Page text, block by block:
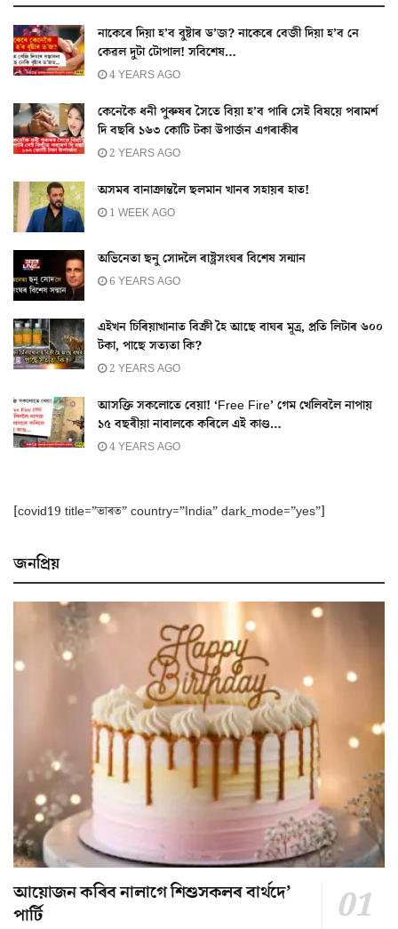
নাকেৰে দিয়া হ’ব বুষ্টাৰ ড’জ? নাকেৰে বেজী দিয়া হ’ব নে
কেৱল দুটা টোপাল! সবিশেষ…
4 YEARS AGO
কেনেকৈ ধনী পুৰুষৰ সৈতে বিয়া হ’ব পাৰি সেই বিষয়ে পৰামৰ্শ
দি বছৰি ১৬৩ কোটি টকা উপাৰ্জন এগৰাকীৰ
2 YEARS AGO
অসমৰ বানাক্ৰান্তলৈ ছলমান খানৰ সহায়ৰ হাত!
1 WEEK AGO
অভিনেতা ছনু সোদলৈ ৰাষ্ট্ৰসংঘৰ বিশেষ সন্মান
6 YEARS AGO
এইখন চিৰিয়াখানাত বিক্ৰী হৈ আছে বাঘৰ মূত্ৰ, প্ৰতি লিটাৰ ৬০০
টকা, পাছে সত্যতা কি?
2 YEARS AGO
আসক্তি সকলোতে বেয়া! ‘Free Fire’ গেম খেলিবলৈ নাপায়
১৫ বছৰীয়া নাবালকে কৰিলে এই কাণ্ড…
4 YEARS AGO
[covid19 title=”ভাৰত” country=”India” dark_mode=”yes”]
জনপ্ৰিয়
আয়োজন কৰিব নালাগে শিশুসকলৰ বাৰ্থদে’
পাৰ্টি